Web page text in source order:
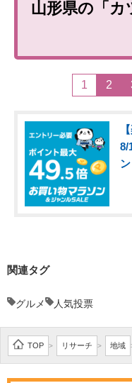
山形県の「カ
1 2
8/
関連タグ
グルメ 人気投票
TOP > リサーチ > 地域